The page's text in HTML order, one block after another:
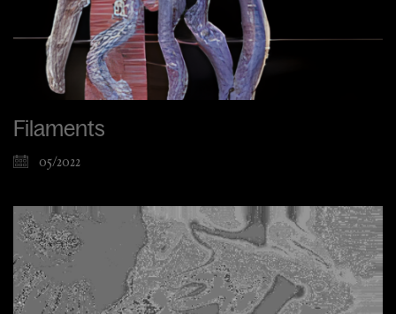
Filaments
05/2022